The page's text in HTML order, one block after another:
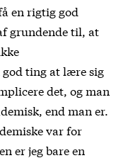
en rigtig god
grundende til, at
god ting at lære sig
det, og man
end man er.
var for
er jeg bare en